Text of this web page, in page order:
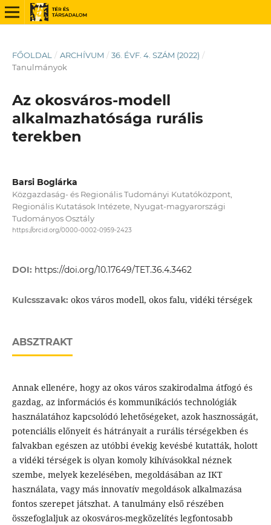
FŐOLDAL / ARCHÍVUM / 36. ÉVF. 4. SZÁM (2022) /
Tanulmányok
Az okosváros-modell
alkalmazhatósága rurális
terekben
Barsi Boglárka
Közgazdaság- és Regionális Tudományi Kutatóközpont,
Regionális Kutatások Intézete, Nyugat-magyarországi
Tudományos Osztály
https://orcid.org/0000-0002-0959-2423
DOI: https://doi.org/10.17649/TET.36.4.3462
Kulcsszavak: okos város modell, okos falu, vidéki térségek
ABSZTRAKT
Annak ellenére, hogy az okos város szakirodalma átfogó és
gazdag, az információs és kommunikációs technológiák
használatához kapcsolódó lehetőségeket, azok hasznosságát,
potenciális előnyeit és hátrányait a rurális térségekben és
falvakban egészen az utóbbi évekig kevésbé kutatták, holott
a vidéki térségek is olyan komoly kihívásokkal néznek
szembe, melyek kezelésében, megoldásában az IKT
használata, vagy más innovatív megoldások alkalmazása
fontos szerepet játszhat. A tanulmány első részében
összefoglaljuk az okosváros-megközelítés legfontosabb